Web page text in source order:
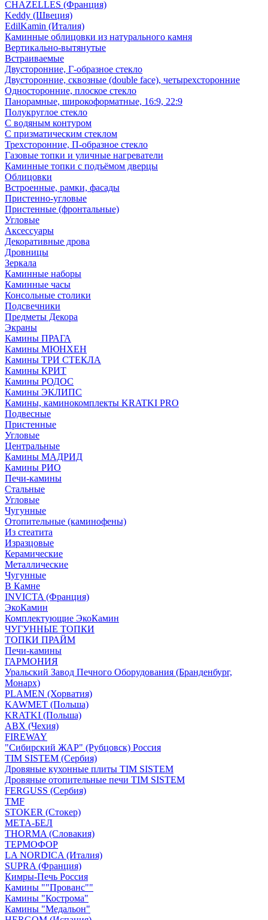
CHAZELLES (Франция)
Keddy (Швеция)
EdilKamin (Италия)
Каминные облицовки из натурального камня
Вертикально-вытянутые
Встраиваемые
Двусторонние, Г-образное стекло
Двусторонние, сквозные (double face), четырехсторонние
Односторонние, плоское стекло
Панорамные, широкоформатные, 16:9, 22:9
Полукруглое стекло
С водяным контуром
С призматическим стеклом
Трехсторонние, П-образное стекло
Газовые топки и уличные нагреватели
Каминные топки с подъёмом дверцы
Облицовки
Встроенные, рамки, фасады
Пристенно-угловые
Пристенные (фронтальные)
Угловые
Аксессуары
Декоративные дрова
Дровницы
Зеркала
Каминные наборы
Каминные часы
Консольные столики
Подсвечники
Предметы Декора
Экраны
Камины ПРАГА
Камины МЮНХЕН
Камины ТРИ СТЕКЛА
Камины КРИТ
Камины РОДОС
Камины ЭКЛИПС
Камины, каминокомплекты KRATKI PRO
Подвесные
Пристенные
Угловые
Центральные
Камины МАДРИД
Камины РИО
Печи-камины
Стальные
Угловые
Чугунные
Отопительные (каминофены)
Из стеатита
Изразцовые
Керамические
Металлические
Чугунные
В Камне
INVICTA (Франция)
ЭкоКамин
Комплектующие ЭкоКамин
ЧУГУННЫЕ ТОПКИ
ТОПКИ ПРАЙМ
Печи-камины
ГАРМОНИЯ
Уральский Завод Печного Оборудования (Бранденбург,
Монарх)
PLAMEN (Хорватия)
KAWMET (Польша)
KRATKI (Польша)
ABX (Чехия)
FIREWAY
"Сибирский ЖАР" (Рубцовск) Россия
TIM SISTEM (Сербия)
Дровяные кухонные плиты TIM SISTEM
Дровяные отопительные печи TIM SISTEM
FERGUSS (Сербия)
TMF
STOKER (Стокер)
МЕТА-БЕЛ
THORMA (Словакия)
ТЕРМОФОР
LA NORDICA (Италия)
SUPRA (Франция)
Кимры-Печь Россия
Камины ""Прованс""
Камины "Кострома"
Камины "Медальон"